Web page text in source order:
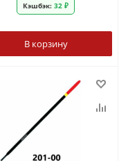
Кэшбэк: 32 ₽
В корзину